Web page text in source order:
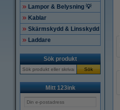
Lampor & Belysning 💡
Kablar
Skärmskydd & Linsskydd
Laddare
Sök produkt
Sök
Mitt 123ink